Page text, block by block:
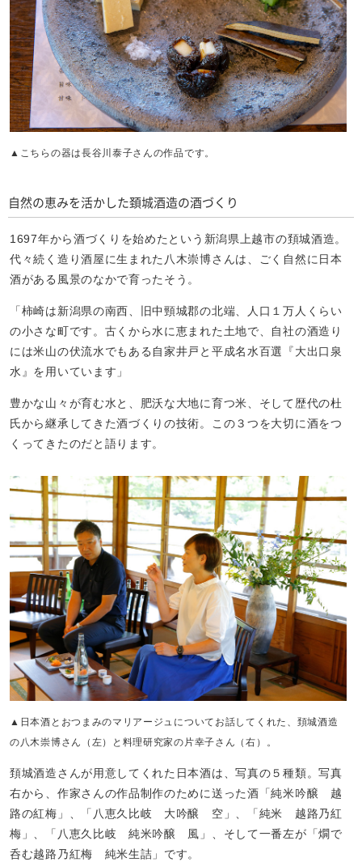
▲こちらの器は長谷川泰子さんの作品です。
自然の恵みを活かした頚城酒造の酒づくり
1697年から酒づくりを始めたという新潟県上越市の頚城酒造。
代々続く造り酒屋に生まれた八木崇博さんは、ごく自然に日本
酒がある風景のなかで育ったそう。
「柿崎は新潟県の南西、旧中頸城郡の北端、人口１万人くらい
の小さな町です。古くから水に恵まれた土地で、自社の酒造り
には米山の伏流水でもある自家井戸と平成名水百選『大出口泉
水』を用いています」
豊かな山々が育む水と、肥沃な大地に育つ米、そして歴代の杜
氏から継承してきた酒づくりの技術。この３つを大切に酒をつ
くってきたのだと語ります。
▲日本酒とおつまみのマリアージュについてお話してくれた、頚城酒造
の八木崇博さん（左）と料理研究家の片幸子さん（右）。
頚城酒造さんが用意してくれた日本酒は、写真の５種類。写真
右から、作家さんの作品制作のために送った酒「純米吟醸 越
路の紅梅」、「八恵久比岐 大吟醸 空」、「純米 越路乃紅
梅」、「八恵久比岐 純米吟醸 風」、そして一番左が「燗で
呑む越路乃紅梅 純米生詰」です。